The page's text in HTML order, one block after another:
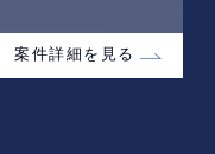
案件詳細を見る